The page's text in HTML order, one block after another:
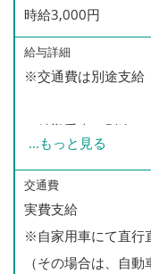
時給3,000円
給与詳細
※交通費は別途支給
＜精勤手当（別途）＞
月50件以下 なし
月51〜60件 500円
月61〜70件 1,000
月71件以上 1,500
☆頑張った分だけ、
...もっと見る
交通費
実費支給
※自家用車にて直行
（その場合は、自